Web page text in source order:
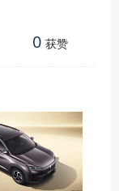
0 获赞